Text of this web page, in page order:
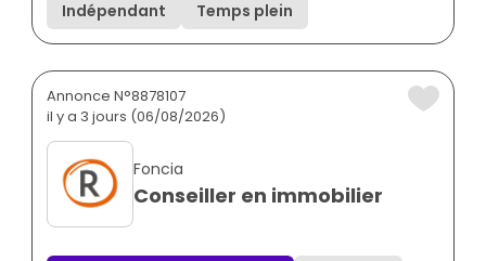
Indépendant Temps plein
Annonce N°8878107
il y a 3 jours (06/08/2026)
Foncia
Conseiller en immobilier